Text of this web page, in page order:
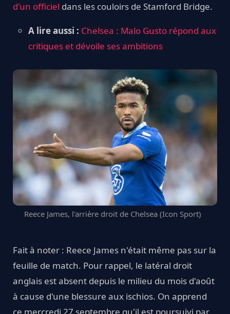
d'un officiel dans les couloirs de Stamford Bridge.
A lire aussi : Chelsea : Malo Gusto répond aux
critiques et dévoile ses ambitions
Reece James, l'arrière droit de Chelsea (Icon Sport)
Fait à noter : Reece James n'était même pas sur la
feuille de match. Pour rappel, le latéral droit
anglais est absent depuis le milieu du mois d'août
à cause d'une blessure aux ischios. On apprend
ce mercredi 27 septembre qu'il est poursuivi par